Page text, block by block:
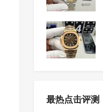
最热点击评测